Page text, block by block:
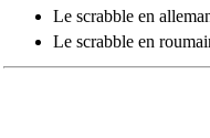
Le scrabble en
Le scrabble en